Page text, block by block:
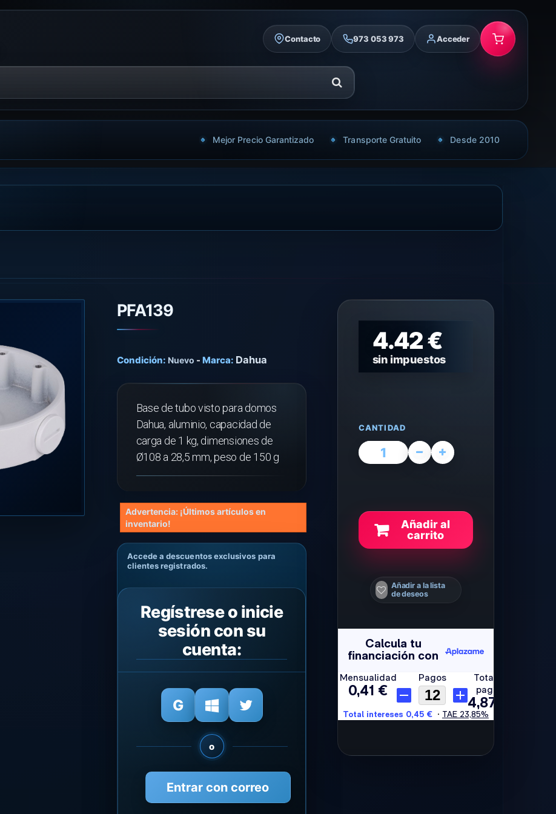
Contacto 973 053 973 Acceder
Mejor Precio Garantizado Transporte Gratuito Desde 2010
PFA139
Condición: Nuevo - Marca: Dahua
Base de tubo visto para domos
Dahua, aluminio, capacidad de
carga de 1 kg, dimensiones de
Ø108 a 28,5 mm, peso de 150 g
Advertencia: ¡Últimos artículos en
inventario!
Accede a descuentos exclusivos para
clientes registrados.
Regístrese o inicie
sesión con su
cuenta:
o
Entrar con correo
4.42 €
sin impuestos
CANTIDAD
Añadir al
carrito
Añadir a la lista
de deseos